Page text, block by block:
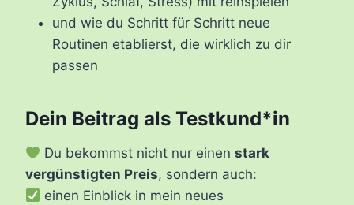
und wie du Schritt für Schritt neue
Routinen etablierst, die wirklich zu dir
passen
Dein Beitrag als Testkund*in
Du bekommst nicht nur einenstark
vergünstigten Preis, sondern auch:
einen Einblick in mein neues